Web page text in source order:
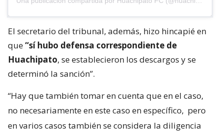
El secretario del tribunal, además, hizo hincapié en
que“sí hubo defensa correspondiente de
Huachipato, se establecieron los descargos y se
determinó la sanción”.
“Hay que también tomar en cuenta que en el caso,
no necesariamente en este caso en específico, pero
en varios casos también se considera la diligencia